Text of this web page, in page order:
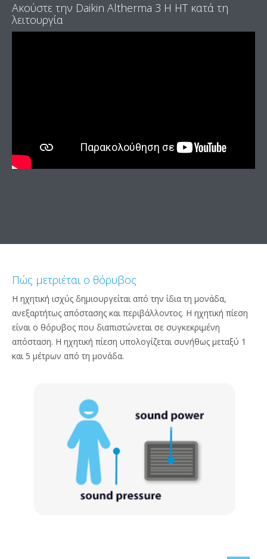
Ακούστε την Daikin Altherma 3 H HT κατά τη
λειτουργία
Πώς μετριέται ο θόρυβος
Η ηχητική ισχύς δημιουργείται από την ίδια τη μονάδα,
ανεξαρτήτως απόστασης και περιβάλλοντος. Η ηχητική πίεση
είναι ο θόρυβος που διαπιστώνεται σε συγκεκριμένη
απόσταση. Η ηχητική πίεση υπολογίζεται συνήθως μεταξύ 1
και 5 μέτρων από τη μονάδα.